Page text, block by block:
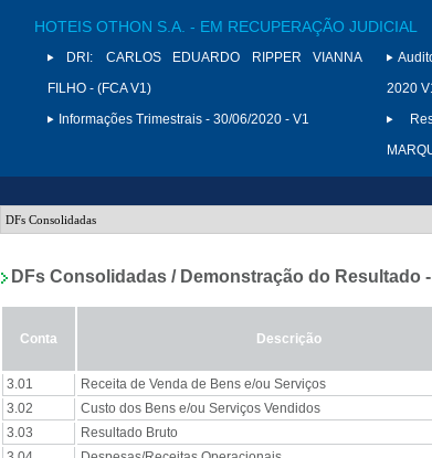
HOTEIS OTHON S.A. - EM RECUPERAÇÃO JUDICIAL
DRI:
CARLOS EDUARDO RIPPER VIANNA
FILHO - (FCA V1)
Informações Trimestrais - 30/06/2020 - V1
2020